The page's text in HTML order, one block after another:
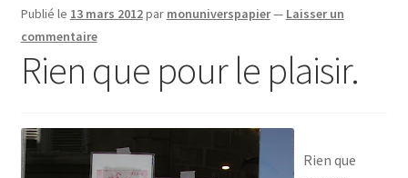
Publié le 13 mars 2012par monuniverspapier— Laisser un
commentaire
Rien que pour le plaisir.
Rien que